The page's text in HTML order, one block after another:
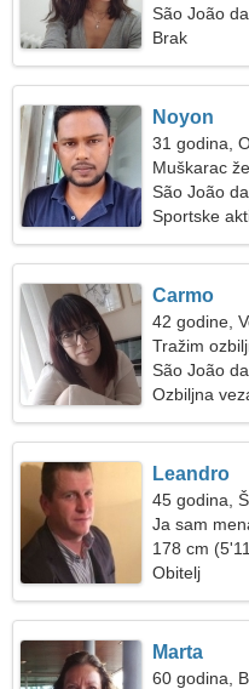
São João
Brak
Noyon
31 godina,
Muškarac
São João
Sportske
Carmo
42 godine,
Tražim
São João
Ozbiljna
Leandro
45 godina,
Ja sam
178 cm
Obitelj
Marta
60 godina,